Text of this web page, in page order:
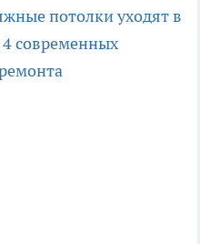
потолки уходят в
современных